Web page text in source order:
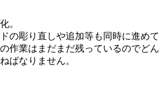
。
の彫り直しや追加等も同時に進めて
作業はまだまだ残っているのでどん
ばなりません。